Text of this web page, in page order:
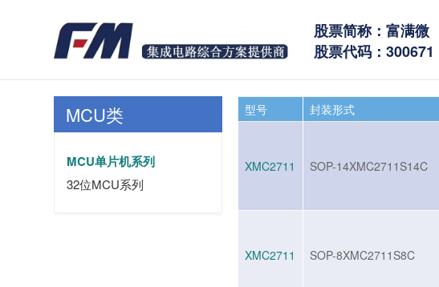
股票简称：富满微
股票代码：300671
MCU类
MCU单片机系列
32位MCU系列
型号 封装形式
XMC2711 SOP-14XMC2711S14C
XMC2711 SOP-8XMC2711S8C